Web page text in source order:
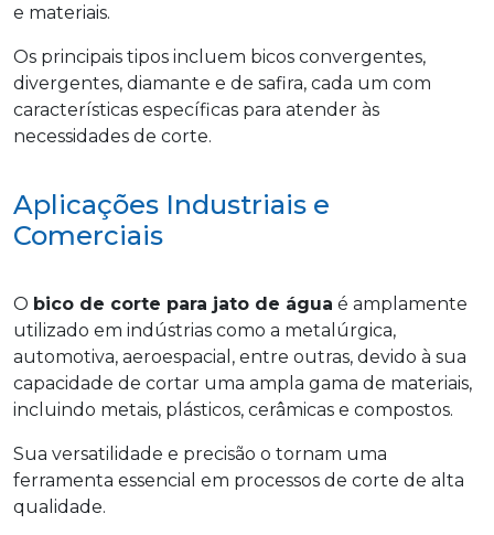
e materiais.
Os principais tipos incluem bicos convergentes,
divergentes, diamante e de safira, cada um com
características específicas para atender às
necessidades de corte.
Aplicações Industriais e
Comerciais
O bico de corte para jato de água é amplamente
utilizado em indústrias como a metalúrgica,
automotiva, aeroespacial, entre outras, devido à sua
capacidade de cortar uma ampla gama de materiais,
incluindo metais, plásticos, cerâmicas e compostos.
Sua versatilidade e precisão o tornam uma
ferramenta essencial em processos de corte de alta
qualidade.